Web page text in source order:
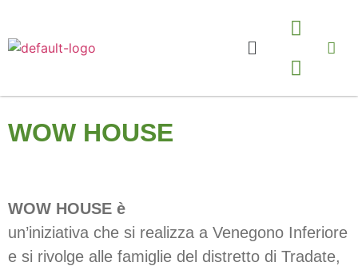
WOW HOUSE
WOW HOUSE è
un’iniziativa che si realizza a Venegono Inferiore
e si rivolge alle famiglie del distretto di Tradate,